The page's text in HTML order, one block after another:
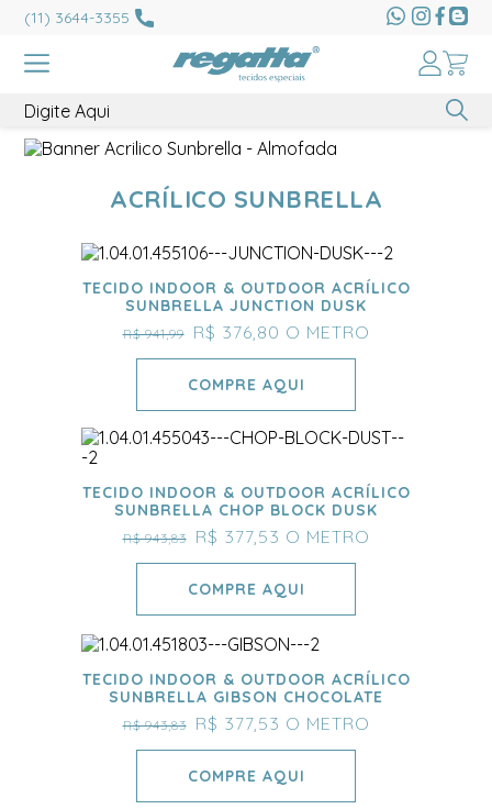
(11) 3644-3355
ACRÍLICO SUNBRELLA
TECIDO INDOOR & OUTDOOR ACRÍLICO
SUNBRELLA JUNCTION DUSK
R$ 941,99 R$ 376,80 O METRO
COMPRE AQUI
TECIDO INDOOR & OUTDOOR ACRÍLICO
SUNBRELLA CHOP BLOCK DUSK
R$ 943,83 R$ 377,53 O METRO
COMPRE AQUI
TECIDO INDOOR & OUTDOOR ACRÍLICO
SUNBRELLA GIBSON CHOCOLATE
R$ 943,83 R$ 377,53 O METRO
COMPRE AQUI